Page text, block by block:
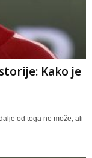
Kako je
od toga ne može, ali